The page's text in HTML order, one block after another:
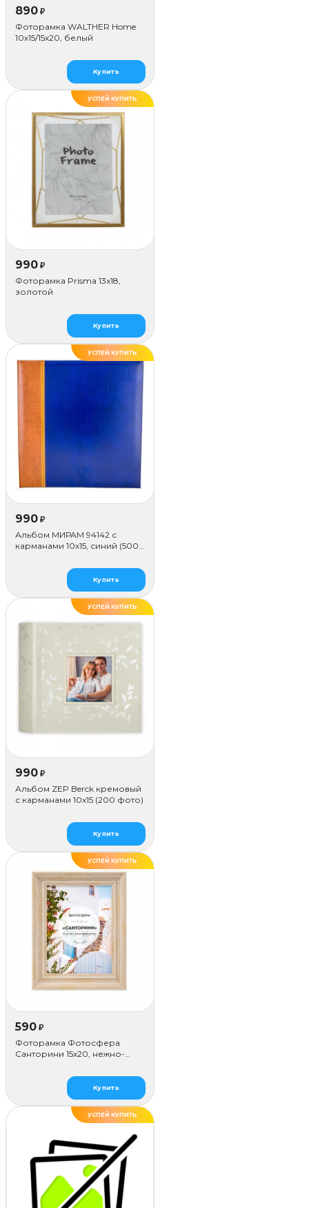
890 ₽
Фоторамка WALTHER Home
10x15/15х20, белый
Купить
УСПЕЙ КУПИТЬ
990 ₽
Фоторамка Prisma 13х18,
золотой
Купить
УСПЕЙ КУПИТЬ
990 ₽
Альбом МИРАМ 94142 с
карманами 10x15, синий (500
Купить
УСПЕЙ КУПИТЬ
990 ₽
Альбом ZEP Berck кремовый
с карманами 10x15 (200 фото)
Купить
УСПЕЙ КУПИТЬ
ДЕЛАЕМ САМИ
590 ₽
Фоторамка Фотосфера
Санторини 15x20, нежно-
Купить
УСПЕЙ КУПИТЬ